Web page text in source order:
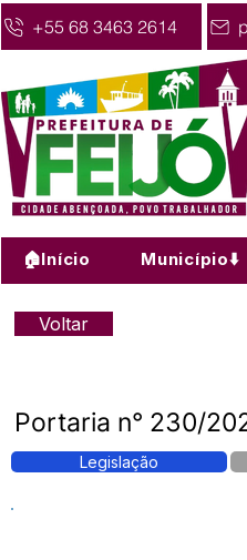
+55 68 3463 2614
🏠Início Município⬇️
Voltar
Portaria n° 230/
Legislação